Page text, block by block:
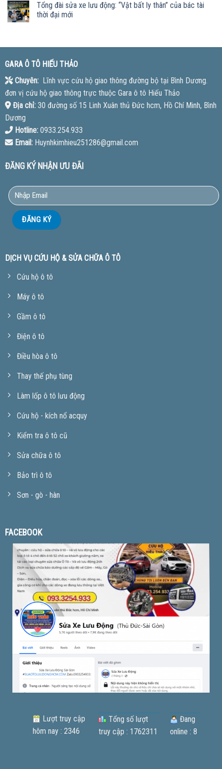
Tổng đài sửa xe lưu động: “Vật bất ly thân” của bác tài
thời đại mới
GARA Ô TÔ HIẾU THẢO
Chuyên:Lĩnh vực cứu hộ giao thông đường bộ tại Bình Dương.
đơn vị cứu hộ giao thông trực thuộc Gara ô tô Hiếu Thảo
Địa chỉ:30 đường số 15 Linh Xuân thủ Đức hcm, Hồ Chí Minh, Bình
Dương
Hotline:0933.254.933
Email:Huynhkimhieu251286@gmail.com
ĐĂNG KÝ NHẬN ƯU ĐÃI
DỊCH VỤ CỨU HỘ & SỬA CHỮA Ô TÔ
Cứu hộ ô tô
Máy ô tô
Gầm ô tô
Điện ô tô
Điều hòa ô tô
Thay thế phụ tùng
Làm lốp ô tô lưu động
Cứu hộ - kích nổ acquy
Kiểm tra ô tô cũ
Sửa chữa ô tô
Bảo trì ô tô
Sơn - gò - hàn
FACEBOOK
Lượt truy cập
hôm nay : 2346
Tổng số lượt
truy cập : 1762311
Đang
online : 8